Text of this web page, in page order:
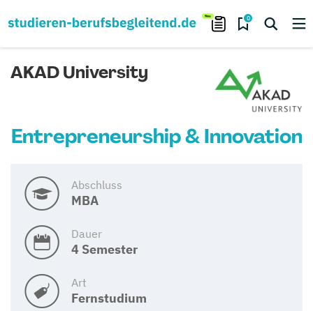
0
AKAD University
Entrepreneurship & Innovation
Abschluss
MBA
Dauer
4 Semester
Art
Fernstudium